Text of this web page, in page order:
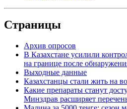
Страницы
Архив опросов
В Казахстане усилили
на границе после
Выходные данные
Казахстанцы стали жить на
Какие препараты станут
Минздрав расширяет